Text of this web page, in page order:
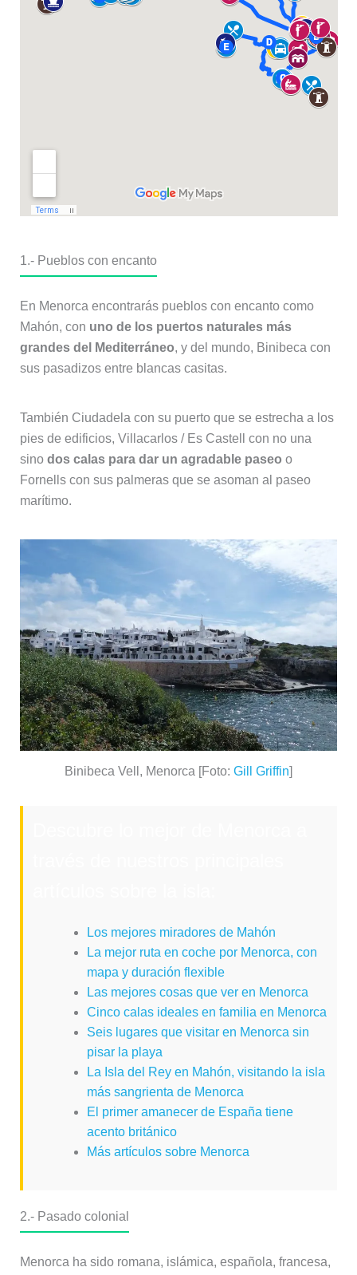
1.- Pueblos con encanto
En Menorca encontrarás pueblos con encanto como
Mahón, con uno de los puertos naturales más
grandes del Mediterráneo, y del mundo, Binibeca con
sus pasadizos entre blancas casitas.
También Ciudadela con su puerto que se estrecha a los
pies de edificios, Villacarlos / Es Castell con no una
sino dos calas para dar un agradable paseo o
Fornells con sus palmeras que se asoman al paseo
marítimo.
Binibeca Vell, Menorca [Foto: Gill Griffin]
Los mejores miradores de Mahón
La mejor ruta en coche por Menorca, con
mapa y duración flexible
Las mejores cosas que ver en Menorca
Cinco calas ideales en familia en Menorca
Seis lugares que visitar en Menorca sin
pisar la playa
La Isla del Rey en Mahón, visitando la isla
más sangrienta de Menorca
El primer amanecer de España tiene
acento británico
Más artículos sobre Menorca
2.- Pasado colonial
Menorca ha sido romana, islámica, española, francesa,